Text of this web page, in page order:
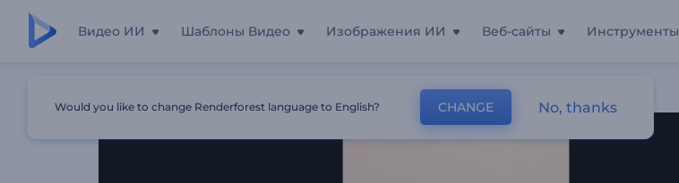
Видео ИИ Шаблоны Видео Изображения ИИ Веб-сайты Инструменты
Would you like to change Renderforest language to English? CHANGE No, thanks